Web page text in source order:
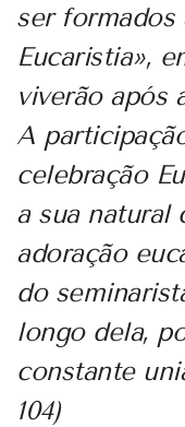
ser formados
Eucaristia»,
viverão após
A
celebração
a sua natural
adoração
do
longo dela,
constante
104)